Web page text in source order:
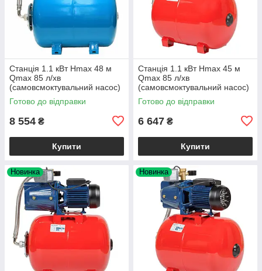
Станція 1.1 кВт Hmax 48 м
Qmax 85 л/хв
(самовсмоктувальний насос)
50 л Україна AQUATICA
Готово до відправки
8 554 ₴
Купити
Станція 1.1 кВт Hmax 45 м
Qmax 85 л/хв
(самовсмоктувальний насос)
50 л Україна Wetron
Готово до відправки
6 647 ₴
Купити
Новинка Новинка